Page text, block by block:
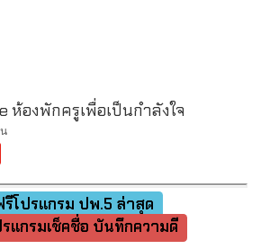
ห้องพักครูเพื่อเป็นกำลังใจ
รีโปรแกรม ปพ.5 ล่าสุด
แกรมเช็คชื่อ บันทึกความดี